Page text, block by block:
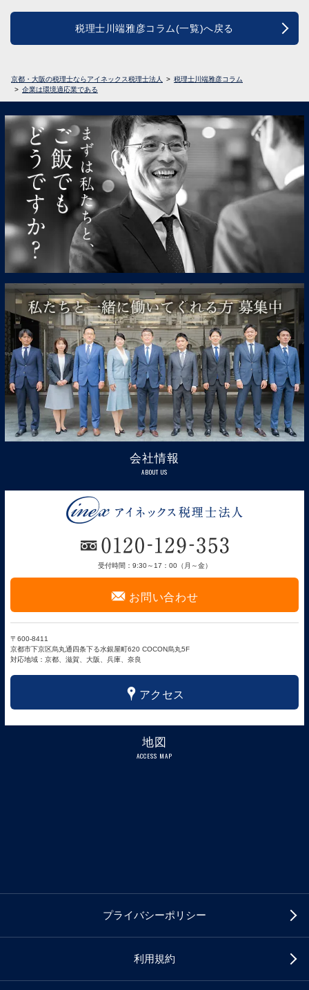
税理士川端雅彦コラム(一覧)へ戻る
京都・大阪の税理士ならアイネックス税理士法人
税理士川端雅彦コラム
企業は環境適応業である
会社情報
ABOUT US
受付時間：9:30～17：00（月～金）
F お問い合わせ
〒600-8411
京都市下京区烏丸通四条下る水銀屋町620 COCON烏丸5F
対応地域：京都、滋賀、大阪、兵庫、奈良
x アクセス
地図
ACCESS MAP
プライバシーポリシー
利用規約